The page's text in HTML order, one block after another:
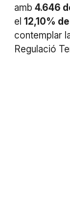
amb 4.646
el 12,10%
contemplar
Regulació